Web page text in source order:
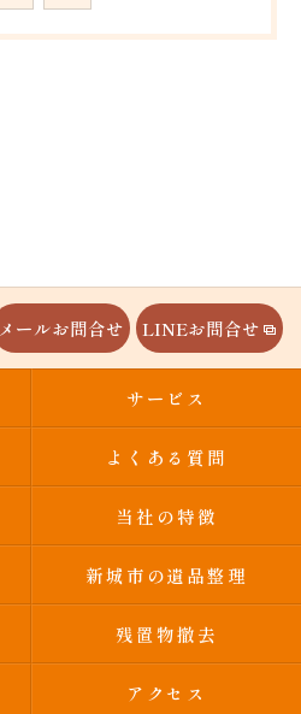
メールお問合せ LINEお問合せ
サービス
よくある質問
当社の特徴
新城市の遺品整理
残置物撤去
アクセス